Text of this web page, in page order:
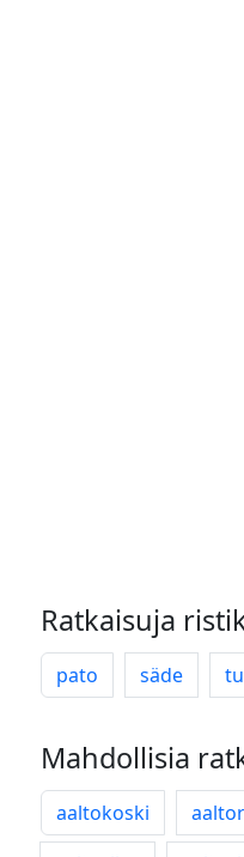
Ratkaisuja
pato säde
Mahdollisia
aaltokoski